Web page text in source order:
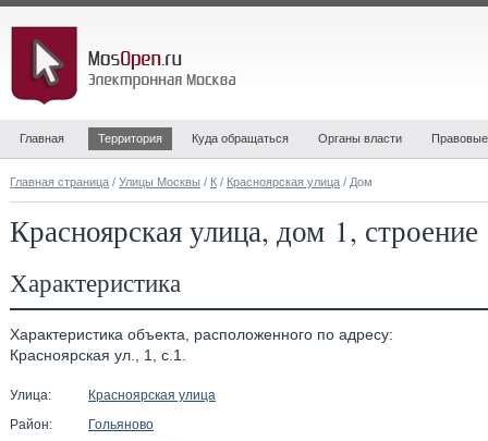
Главная Территория Куда обращаться Органы власти
Главная страница / Улицы Москвы / К / Красноярская улица / Дом
Красноярская улица, дом 1,
Характеристика
Характеристика объекта, расположенного по адресу:
Красноярская ул., 1, с.1.
Улица:
Красноярская улица
Район:
Гольяново